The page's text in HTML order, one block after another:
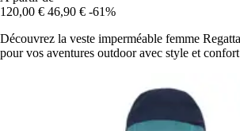
120,00 € 46,90 € -61%
Découvrez la veste imperméable femme
pour vos aventures outdoor avec style et